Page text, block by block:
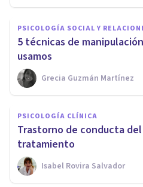
PSICOLOGÍA SOCIAL Y
5 técnicas de
usamos
Grecia Guzmán Martínez
PSICOLOGÍA CLÍNICA
Trastorno de conducta del
tratamiento
Isabel Rovira Salvador